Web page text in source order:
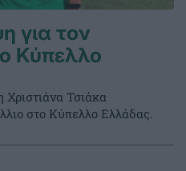
για τον
Κύπελλο
Τσιάκα
στο Κύπελλο Ελλάδας.